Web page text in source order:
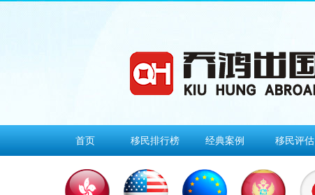
首页 移民排行榜 经典案例 移民评估